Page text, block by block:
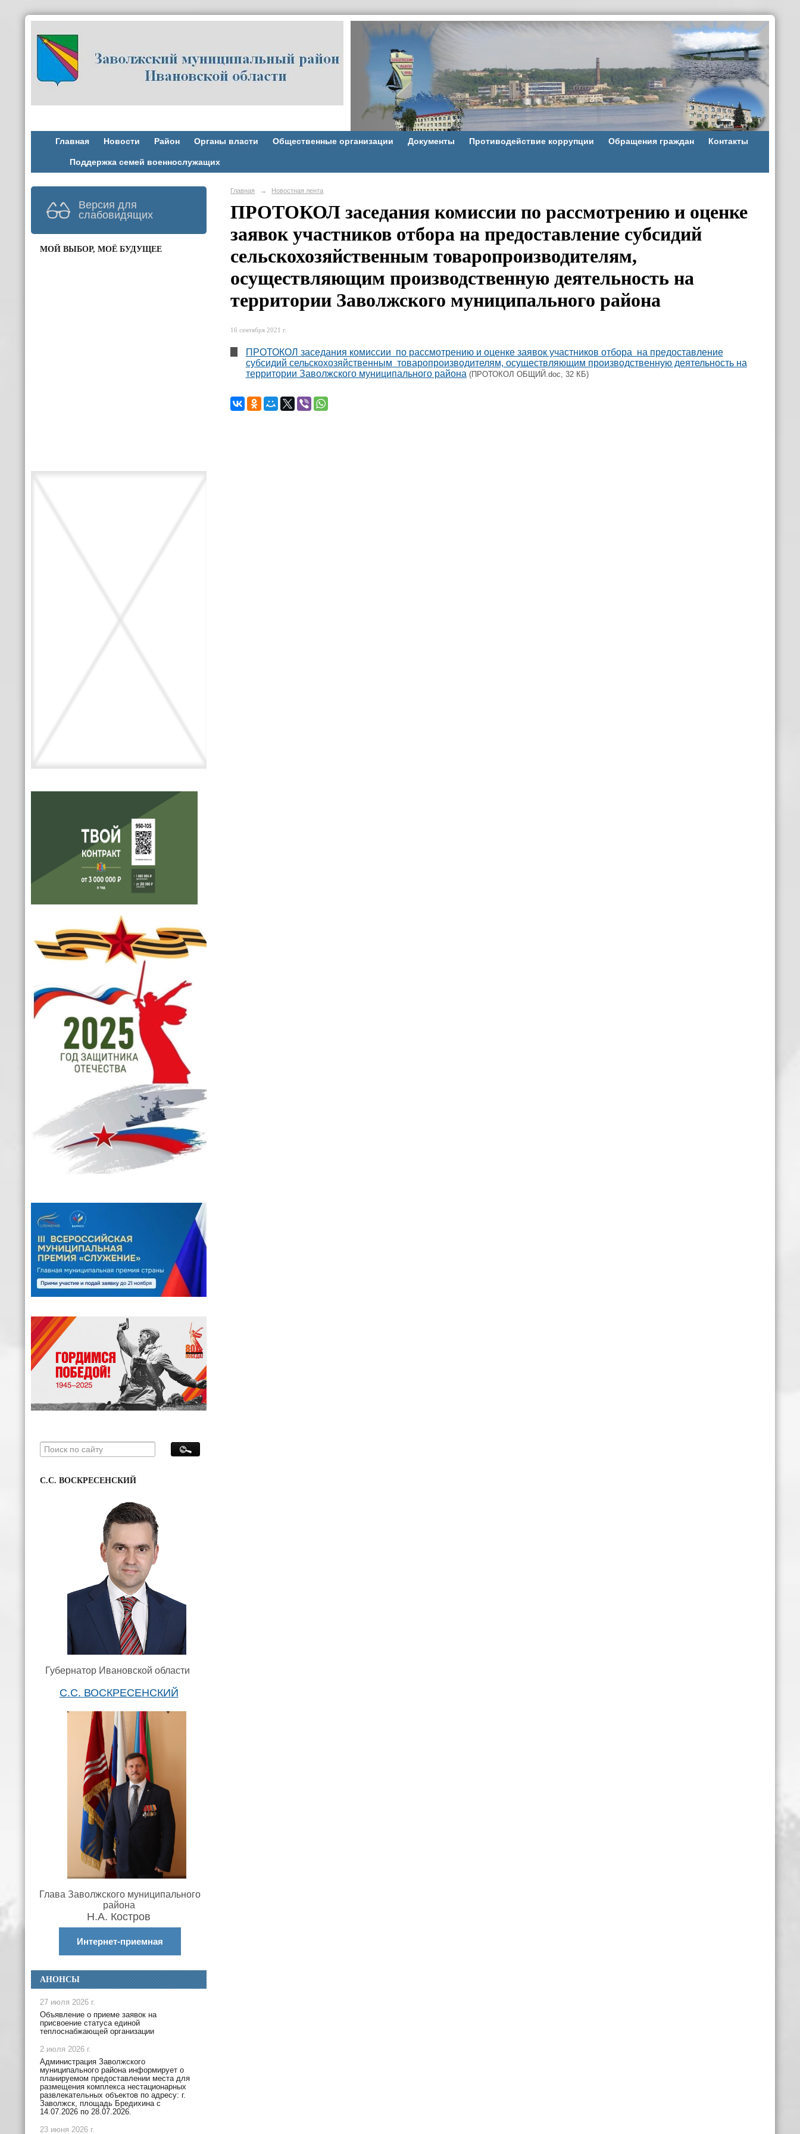
Главная Новости Район Органы власти Общественные организации Документы Противодействие коррупции Обращения граждан Контакты
Поддержка семей военнослужащих
Версия для
слабовидящих
МОЙ ВЫБОР, МОЁ БУДУЩЕЕ
С.С. ВОСКРЕСЕНСКИЙ
Губернатор Ивановской области
С.С. ВОСКРЕСЕНСКИЙ
Глава Заволжского муниципального
района
Н.А. Костров
Интернет-приемная
АНОНСЫ
27 июля 2026 г.
Объявление о приеме заявок на
присвоение статуса единой
теплоснабжающей организации
2 июля 2026 г.
Администрация Заволжского
муниципального района информирует о
планируемом предоставлении места для
размещения комплекса нестационарных
развлекательных объектов по адресу: г.
Заволжск, площадь Бредихина с
14.07.2026 по 28.07.2026.
23 июня 2026 г.
Главная → Новостная лента
ПРОТОКОЛ заседания комиссии по рассмотрению и оценке
заявок участников отбора на предоставление субсидий
сельскохозяйственным товаропроизводителям,
осуществляющим производственную деятельность на
территории Заволжского муниципального района
16 сентября 2021 г.
ПРОТОКОЛ заседания комиссии по рассмотрению и оценке заявок участников отбора на предоставление
субсидий сельскохозяйственным товаропроизводителям, осуществляющим производственную деятельность на
территории Заволжского муниципального района (ПРОТОКОЛ ОБЩИЙ.doc, 32 КБ)